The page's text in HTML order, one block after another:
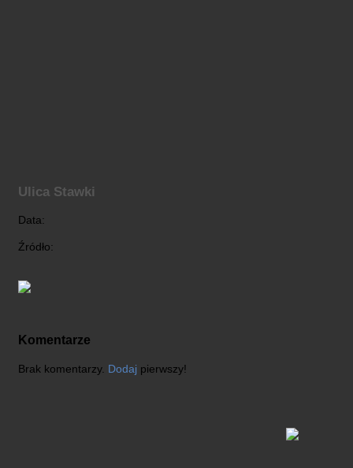
Ulica Stawki
Data:
Źródło:
Komentarze
Brak komentarzy. Dodaj pierwszy!